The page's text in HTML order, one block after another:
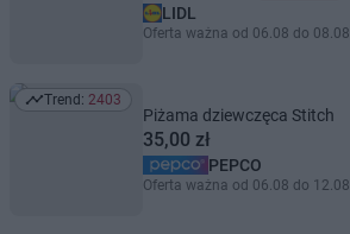
LIDL
Oferta ważna od 06.08 do 08.08
Trend: 2403
Trend: 2403
Piżama dziewczęca Stitch
35,00 zł
PEPCO
Oferta ważna od 06.08 do 12.08